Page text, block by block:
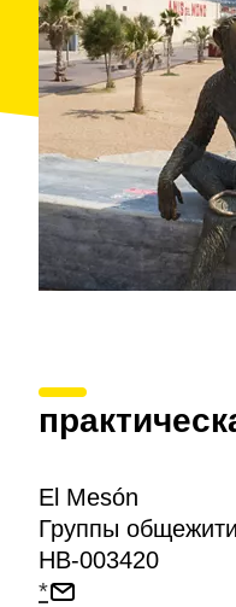
El Mesón
Группы
HB-003420
*